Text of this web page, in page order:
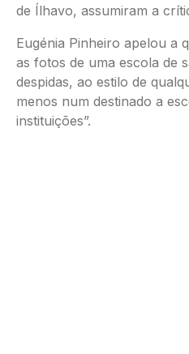
de Ílhavo, assumiram a
Eugénia Pinheiro apelou a
as fotos de uma escola de
despidas, ao estilo de
menos num destinado a
instituições”.